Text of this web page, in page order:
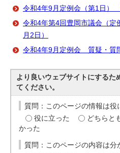
令和4年9月定例会（第1日）
令和4年第4回豊岡市議会（定
月2日）
令和4年9月定例会 質疑・質
より良いウェブサイトにするた
てください。
質問：このページの情報は役
役に立った
どちらと
かった
質問：このページの内容は分